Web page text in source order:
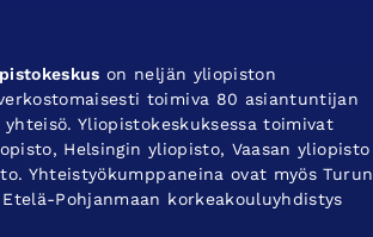
on neljän yliopiston
toimiva 80 asiantuntijan
Yliopistokeskuksessa toimivat
Helsingin yliopisto, Vaasan yliopisto
Yhteistyökumppaneina ovat myös Turun
Pohjanmaan korkeakouluyhdistys